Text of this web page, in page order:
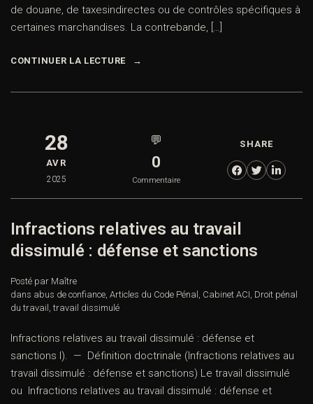
de douane, de taxesindirectes ou de contrôles spécifiques à
certaines marchandises. La contrebande, […]
CONTINUER LA LECTURE
28
AVR
2025
💬
0
Commentaire
SHARE
Infractions relatives au travail
dissimulé : défense et sanctions
Posté par Maître
dans abus de confiance, Articles du Code Pénal , Cabinet ACI, Droit pénal
du travail , travail dissimulé
Infractions relatives au travail dissimulé : défense et
sanctions I). — Définition doctrinale (Infractions relatives au
travail dissimulé : défense et sanctions) Le travail dissimulé
ou Infractions relatives au travail dissimulé : défense et